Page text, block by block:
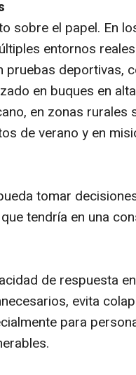
sobre el papel. En
entornos
deportivas,
en buques en
en zonas rurales
de verano y en
tomar
tendría en una
de respuesta
evita
para